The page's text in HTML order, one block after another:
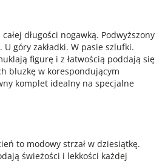
długości nogawką. Podwyższony
góry zakładki. W pasie szlufki.
figurę i z łatwością poddają się
bluzkę w korespondującym
komplet idealny na specjalne
to modowy strzał w dziesiątkę.
świeżości i lekkości każdej